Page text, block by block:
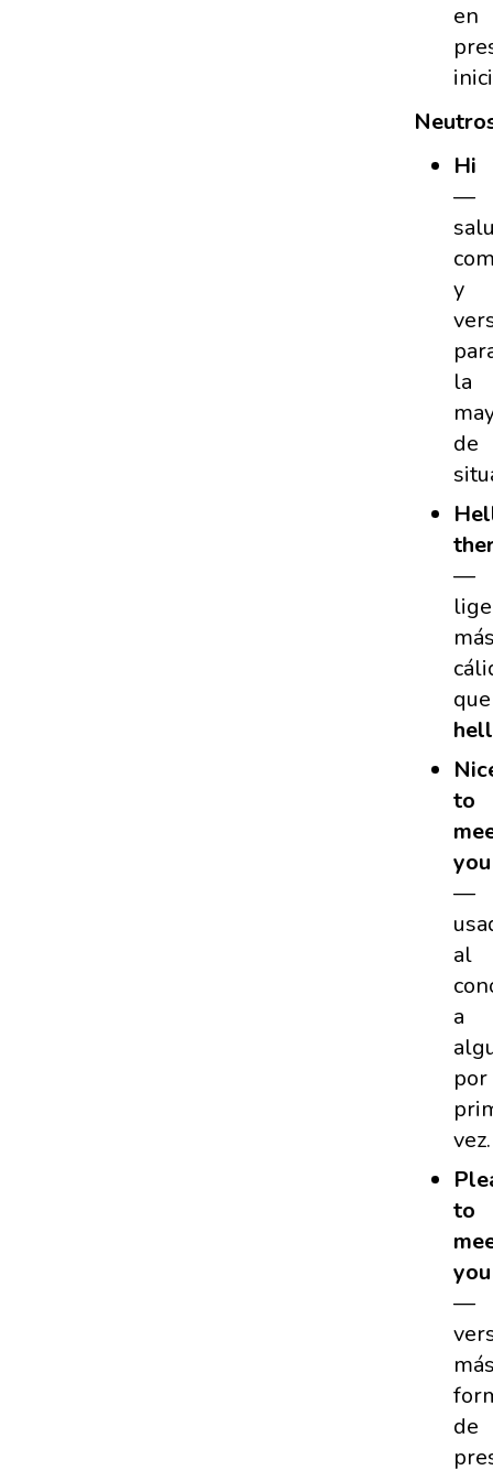
en
Hi
—
y
la
de
—
que
to
you
—
al
a
por
vez.
to
you
—
de